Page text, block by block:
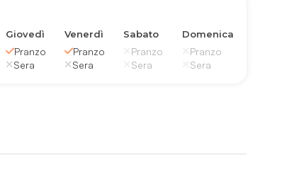
Giovedì
Pranzo
Sera
Venerdì
Pranzo
Sera
Sabato
Pranzo
Sera
Domenica
Pranzo
Sera